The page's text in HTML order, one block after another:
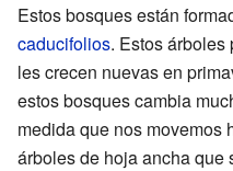
Estos bosques están
caducifolios. Estos
les crecen nuevas en
estos bosques cambia
medida que nos movemos
árboles de hoja ancha que